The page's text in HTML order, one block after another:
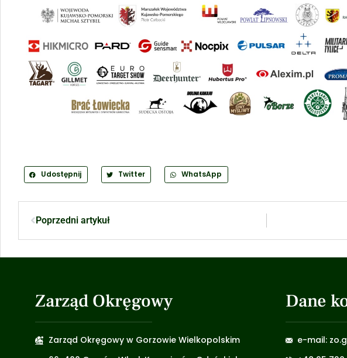
Udostępnij Twitter WhatsApp
Poprzedni artykuł
Zarząd Okręgowy
Zarząd Okręgowy w Gorzowie Wielkopolskim
Dane
e-mail: